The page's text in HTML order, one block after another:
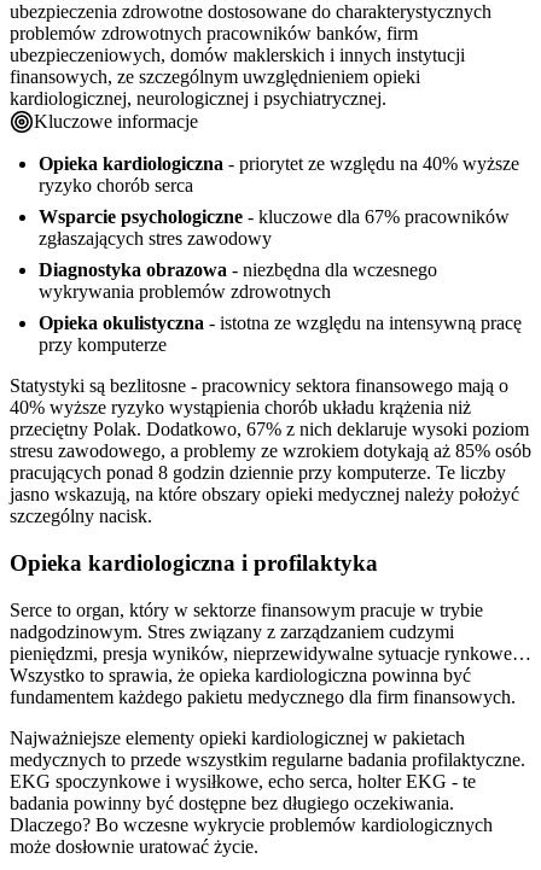
ubezpieczenia zdrowotne dostosowane do charakterystycznych
problemów zdrowotnych pracowników banków, firm
ubezpieczeniowych, domów maklerskich i innych instytucji
finansowych, ze szczególnym uwzględnieniem opieki
kardiologicznej, neurologicznej i psychiatrycznej.
Kluczowe informacje
Opieka kardiologiczna - priorytet ze względu na 40% wyższe
ryzyko chorób serca
Wsparcie psychologiczne - kluczowe dla 67% pracowników
zgłaszających stres zawodowy
Diagnostyka obrazowa - niezbędna dla wczesnego
wykrywania problemów zdrowotnych
Opieka okulistyczna - istotna ze względu na intensywną pracę
przy komputerze
Statystyki są bezlitosne - pracownicy sektora finansowego mają o
40% wyższe ryzyko wystąpienia chorób układu krążenia niż
przeciętny Polak. Dodatkowo, 67% z nich deklaruje wysoki poziom
stresu zawodowego, a problemy ze wzrokiem dotykają aż 85% osób
pracujących ponad 8 godzin dziennie przy komputerze. Te liczby
jasno wskazują, na które obszary opieki medycznej należy położyć
szczególny nacisk.
Opieka kardiologiczna i profilaktyka
Serce to organ, który w sektorze finansowym pracuje w trybie
nadgodzinowym. Stres związany z zarządzaniem cudzymi
pieniędzmi, presja wyników, nieprzewidywalne sytuacje rynkowe…
Wszystko to sprawia, że opieka kardiologiczna powinna być
fundamentem każdego pakietu medycznego dla firm finansowych.
Najważniejsze elementy opieki kardiologicznej w pakietach
medycznych to przede wszystkim regularne badania profilaktyczne.
EKG spoczynkowe i wysiłkowe, echo serca, holter EKG - te
badania powinny być dostępne bez długiego oczekiwania.
Dlaczego? Bo wczesne wykrycie problemów kardiologicznych
może dosłownie uratować życie.